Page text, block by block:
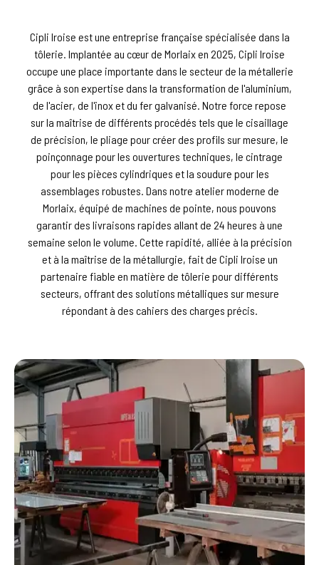
Cipli Iroise est une entreprise française spécialisée dans la
tôlerie. Implantée au cœur de Morlaix en 2025, Cipli Iroise
occupe une place importante dans le secteur de la métallerie
grâce à son expertise dans la transformation de l'aluminium,
de l'acier, de l'inox et du fer galvanisé. Notre force repose
sur la maîtrise de différents procédés tels que le cisaillage
de précision, le pliage pour créer des profils sur mesure, le
poinçonnage pour les ouvertures techniques, le cintrage
pour les pièces cylindriques et la soudure pour les
assemblages robustes. Dans notre atelier moderne de
Morlaix, équipé de machines de pointe, nous pouvons
garantir des livraisons rapides allant de 24 heures à une
semaine selon le volume. Cette rapidité, alliée à la précision
et à la maîtrise de la métallurgie, fait de Cipli Iroise un
partenaire fiable en matière de tôlerie pour différents
secteurs, offrant des solutions métalliques sur mesure
répondant à des cahiers des charges précis.